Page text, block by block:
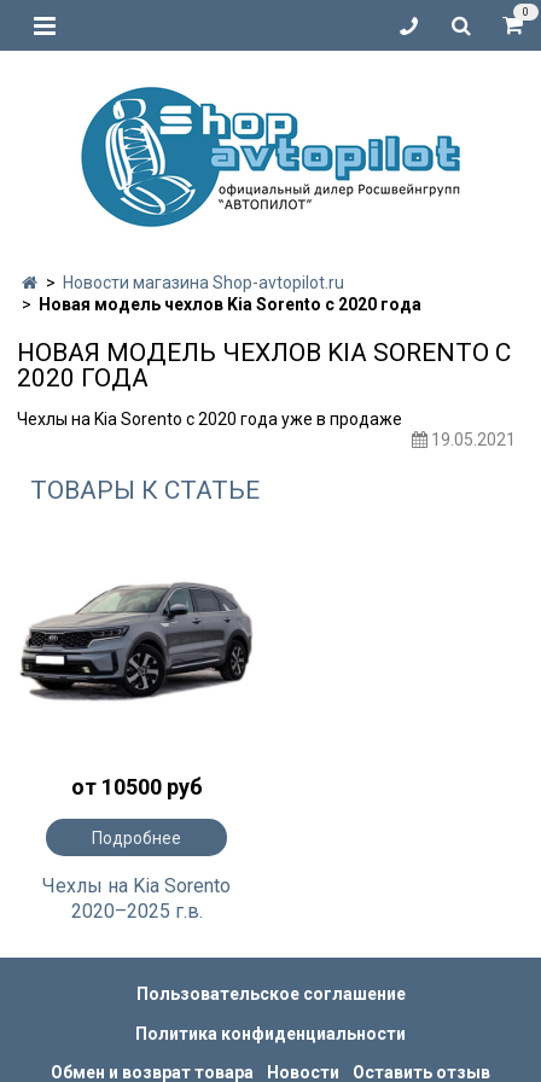
0
Новости магазина Shop-avtopilot.ru
Новая модель чехлов Kia Sorento с 2020 года
НОВАЯ МОДЕЛЬ ЧЕХЛОВ KIA SORENTO С
2020 ГОДА
Чехлы на Kia Sorento с 2020 года уже в продаже
19.05.2021
ТОВАРЫ К СТАТЬЕ
от 10500 руб
Подробнее
Чехлы на Kia Sorento
2020–2025 г.в.
Пользовательское соглашение
Политика конфиденциальности
Обмен и возврат товара Новости Оставить отзыв